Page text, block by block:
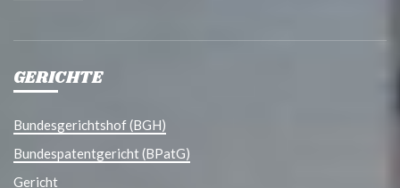
GERICHTE
Bundesgerichtshof (BGH)
Bundespatentgericht (BPatG)
Gericht